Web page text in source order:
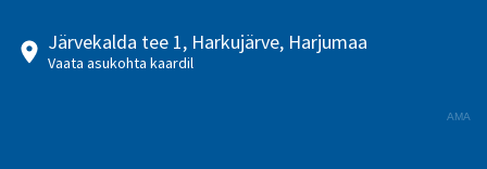
Järvekalda tee 1, Harkujärve, Harjumaa
Vaata asukohta kaardil
AMA